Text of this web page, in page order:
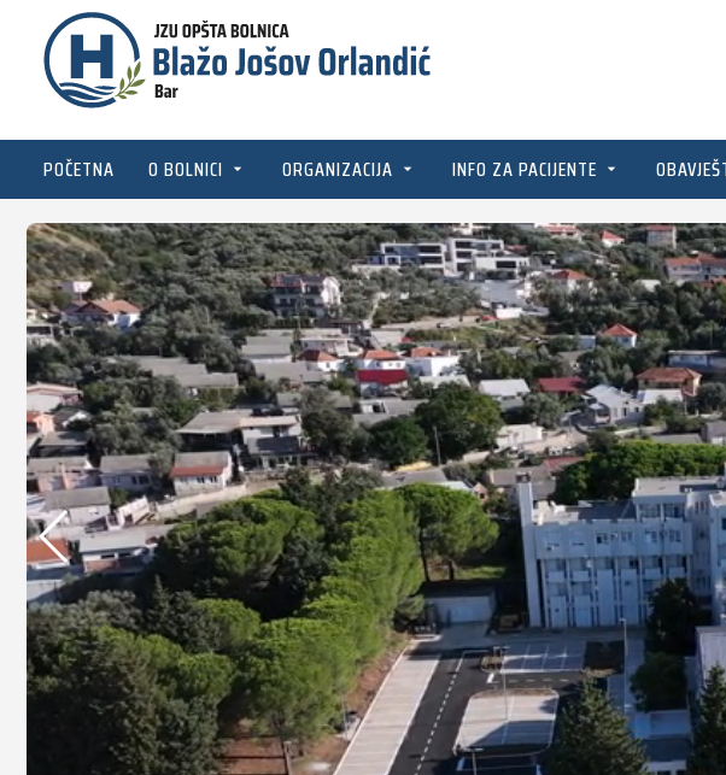
POČETNA O BOLNICI ORGANIZACIJA INFO ZA PACIJENTE
DETALJNIJE DETALJNIJE